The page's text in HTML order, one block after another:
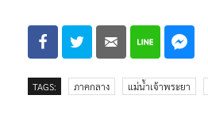
TAGS: ภาคกลาง แม่น้ำเจ้าพระยา